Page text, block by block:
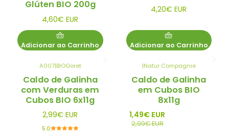
Glúten BIO 200g
4,60€ EUR
Adicionar ao Carrinho
4,20€ EUR
Adicionar ao Carrinho
A007|BIOGoret
Caldo de Galinha
com Verduras em
Cubos BIO 6x11g
2,99€ EUR
5.0
-50%
Promo
|Natur Compagnie
Caldo de Galinha
em Cubos BIO
8x11g
1,49€ EUR
2,99€ EUR